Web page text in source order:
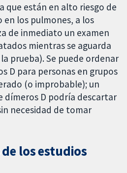
que están en alto riesgo de
en los pulmones, a los
de inmediato un examen
mientras se aguarda
prueba). Se puede ordenar
D para personas en grupos
(o improbable); un
dímeros D podría descartar
necesidad de tomar
los estudios